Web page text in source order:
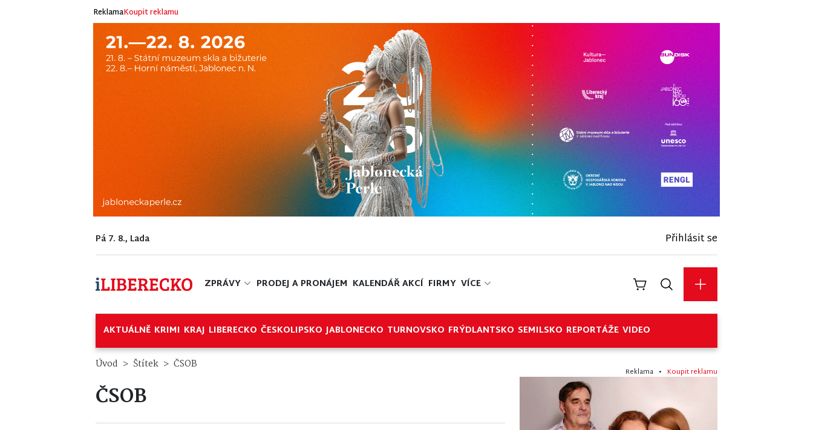
ReklamaKoupit reklamu
Pá 7. 8., Lada Přihlásit se
ZPRÁVY PRODEJ A PRONÁJEM KALENDÁŘ AKCÍ FIRMY VÍCE
AKTUÁLNĚ KRIMI KRAJ LIBERECKO ČESKOLIPSKO JABLONECKO TURNOVSKO FRÝDLANTSKO SEMILSKO REPORTÁŽE VIDEO
Úvod Štítek ČSOB
ČSOB
Reklama • Koupit reklamu